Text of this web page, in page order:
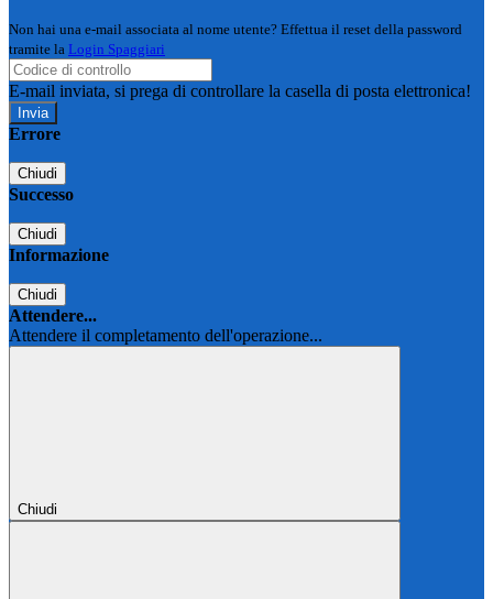
Non hai una e-mail associata al nome utente? Effettua il reset della password
tramite la Login Spaggiari
E-mail inviata, si prega di controllare la casella di posta elettronica!
Errore
Chiudi
Successo
Chiudi
Informazione
Chiudi
Attendere...
Attendere il completamento dell'operazione...
Chiudi